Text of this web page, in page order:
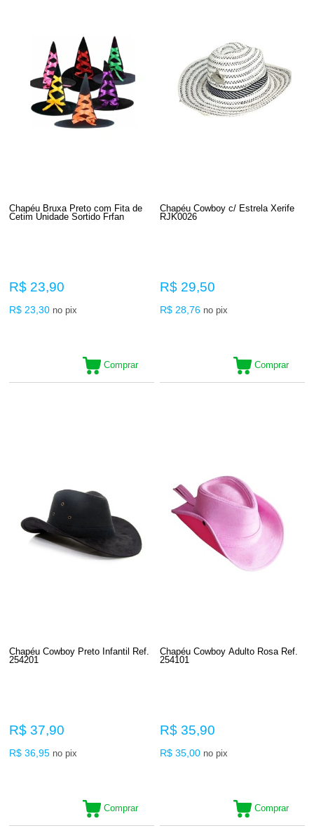
Chapéu Bruxa Preto com Fita de
Cetim Unidade Sortido Frfan
R$ 23,90
R$ 23,30 no pix
Comprar
Chapéu Cowboy c/ Estrela Xerife
RJK0026
R$ 29,50
R$ 28,76 no pix
Comprar
Chapéu Cowboy Preto Infantil Ref.
254201
R$ 37,90
R$ 36,95 no pix
Comprar
Chapéu Cowboy Adulto Rosa Ref.
254101
R$ 35,90
R$ 35,00 no pix
Comprar